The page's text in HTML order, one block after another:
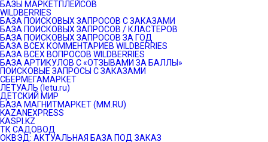
БАЗЫ МАРКЕТПЛЕЙСОВ
WILDBERRIES
БАЗА ПОИСКОВЫХ ЗАПРОСОВ С ЗАКАЗАМИ
БАЗА ПОИСКОВЫХ ЗАПРОСОВ / КЛАСТЕРОВ
БАЗА ПОИСКОВЫХ ЗАПРОСОВ ЗА ГОД
БАЗА ВСЕХ КОММЕНТАРИЕВ WILDBERRIES
БАЗА ВСЕХ ВОПРОСОВ WILDBERRIES
БАЗА АРТИКУЛОВ С «ОТЗЫВАМИ ЗА БАЛЛЫ»
ПОИСКОВЫЕ ЗАПРОСЫ С ЗАКАЗАМИ
СБЕРМЕГАМАРКЕТ
ЛЕТУАЛЬ (letu.ru)
ДЕТСКИЙ МИР
БАЗА МАГНИТМАРКЕТ (MM.RU)
KAZANEXPRESS
KASPI.KZ
ТК САДОВОД
ОКВЭД: АКТУАЛЬНАЯ БАЗА ПОД ЗАКАЗ